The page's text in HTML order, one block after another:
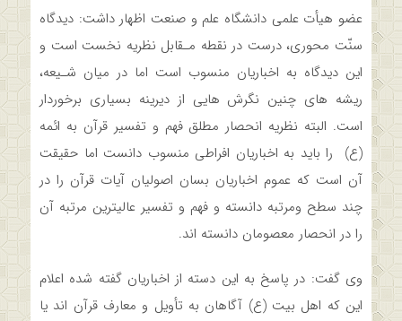
عضو هیأت علمی دانشگاه علم و صنعت اظهار داشت: دیدگاه
سنّت محوری، درست در نقطه مـقابل نظریه نخست است و
این دیدگاه به‌ اخباریان‌ منسوب‌ است اما در میان شـیعه،
ریشه های چنین نگرش هایی از دیرینه بسیاری برخوردار
است. البته نظریه انحصار مطلق فهم و تفسیر قرآن به ائمه
(ع) را باید به اخباریان افراطی منسوب دانست اما حقیقت
آن است که عموم اخباریان بسان اصولیان آیات قرآن را در
چند سطح ومرتبه دانسته و فهم و تفسیر عالیترین مرتبه آن
را در انحصار معصومان دانسته اند.
وی گفت: در پاسخ به این دسته از اخباریان گفته شده اعلام
این که اهل بیت (ع) آگاهان به تأویل و معارف قرآن اند یا